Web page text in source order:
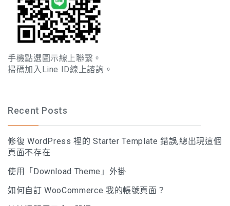
手機點選圖示線上聯繫。
掃碼加入Line ID線上諮詢。
Recent Posts
修復 WordPress 裡的 Starter Template 錯誤,總出現這個
頁面不存在
使用「Download Theme」外掛
如何自訂 WooCommerce 我的帳號頁面？